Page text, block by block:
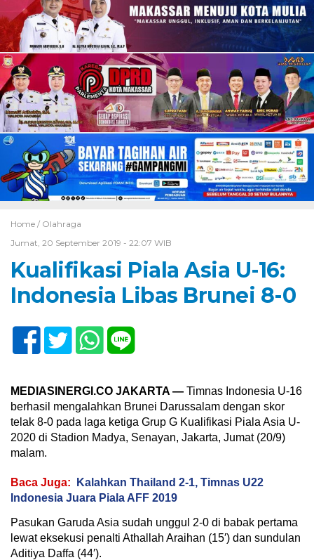
Home / Olahraga
Jumat, 20 September 2019 - 22:07 WIB
Kualifikasi Piala Asia U-16:
Indonesia Libas Brunei 8-0
MEDIASINERGI.CO JAKARTA — Timnas Indonesia U-16
berhasil mengalahkan Brunei Darussalam dengan skor
telak 8-0 pada laga ketiga Grup G Kualifikasi Piala Asia U-
2020 di Stadion Madya, Senayan, Jakarta, Jumat (20/9)
malam.
Baca Juga:
Kalahkan Thailand 2-1, Timnas U22
Indonesia Juara Piala AFF 2019
Pasukan Garuda Asia sudah unggul 2-0 di babak pertama
lewat eksekusi penalti Athallah Araihan (15′) dan sundulan
Aditiya Daffa (44′).